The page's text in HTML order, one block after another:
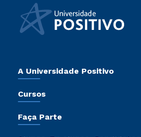
A Universidade Positivo
Sala de Imprensa
Trabalhe Conosco
Cursos
Pós-Graduação
Faça Parte